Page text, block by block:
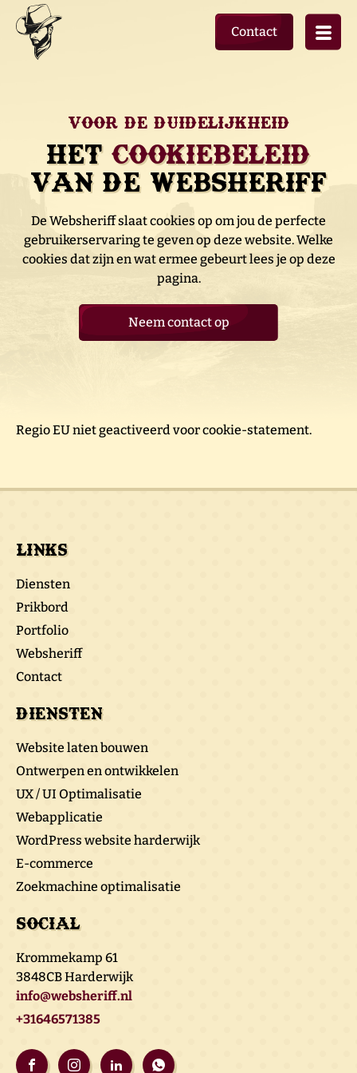
Contact
Voor de duidelijkheid
Het cookiebeleid
van de Websheriff
De Websheriff slaat cookies op om jou de perfecte
gebruikerservaring te geven op deze website. Welke
cookies dat zijn en wat ermee gebeurt lees je op deze
pagina.
Neem contact op
Regio EU niet geactiveerd voor cookie-statement.
Links
Diensten
Prikbord
Portfolio
Websheriff
Contact
Diensten
Website laten bouwen
Ontwerpen en ontwikkelen
UX / UI Optimalisatie
Webapplicatie
WordPress website harderwijk
E-commerce
Zoekmachine optimalisatie
Social
Krommekamp 61
3848CB Harderwijk
info@websheriff.nl
+31646571385